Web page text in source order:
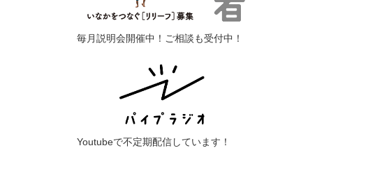
毎月説明会開催中！ご相談も受付中！
Youtubeで不定期配信しています！